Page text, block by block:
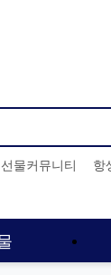
색어
물커뮤니티 항